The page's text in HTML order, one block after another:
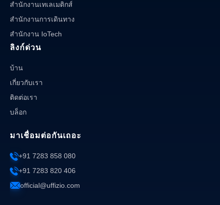
สำนักงานเทเลเมติกส์
สำนักงานการเดินทาง
สำนักงาน IoTech
ลิงก์ด่วน
บ้าน
เกี่ยวกับเรา
ติดต่อเรา
บล็อก
มาเชื่อมต่อกันเถอะ
+91 7283 858 080
+91 7283 820 406
official@uffizio.com